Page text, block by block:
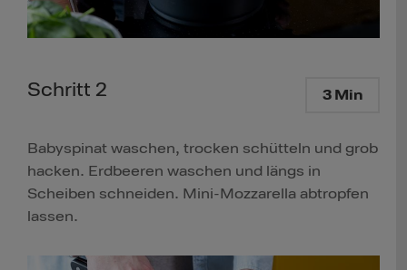
Schritt 2 3 Min
Babyspinat waschen, trocken schütteln und grob
hacken. Erdbeeren waschen und längs in
Scheiben schneiden. Mini-Mozzarella abtropfen
lassen.